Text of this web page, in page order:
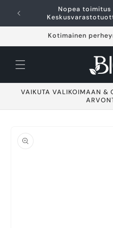
sisältöön
Nopea
Kotimainen
VAIKUTA VALIKOIMAAN &
tuotetietoihin